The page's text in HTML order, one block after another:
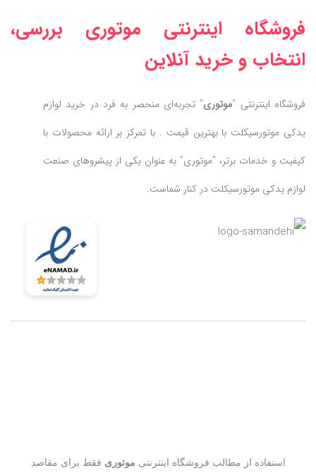
فروشگاه اینترنتی موتوری بررسی،
انتخاب و خرید آنلاین
فروشگاه اینترنتی “موتوری” تجربه‌ای منحصر به فرد در خرید لوازم
یدکی موتورسیکلت با بهترین قیمت . با تمرکز بر ارائه محصولات با
کیفیت و خدمات برتر، “موتوری” به عنوان یکی از پیشروهای صنعت
لوازم یدکی موتورسیکلت در کنار شماست.
استفاده از مطالب فروشگاه اینترنتی موتوری فقط برای مقاصد